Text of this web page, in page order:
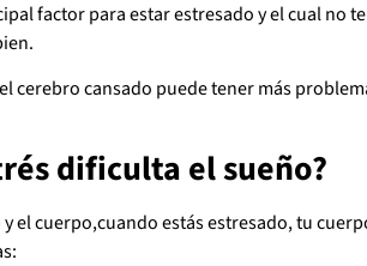
factor para estar estresado y el cual no
cerebro cansado puede tener más
dificulta el sueño?
el cuerpo,cuando estás estresado, tu